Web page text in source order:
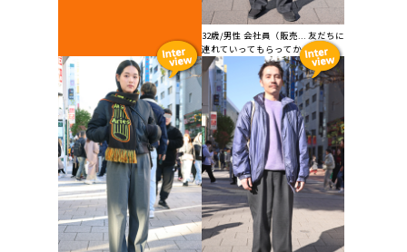
32歳/男性 会社員（販売... 友だちに
連れていってもらってからボル...